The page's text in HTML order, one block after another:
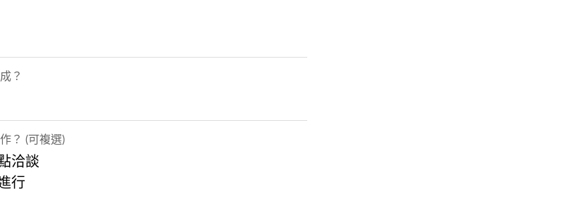
？
？ (可複選)
洽談
行